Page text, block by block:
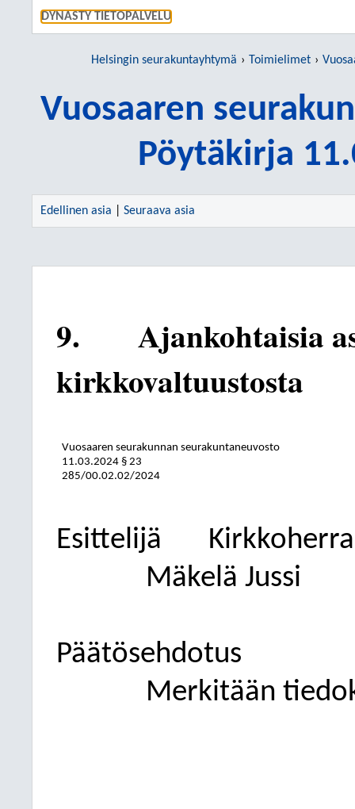
DYNASTY TIETOPALVELU
Helsingin seurakuntayhtymä Toimielimet
Vuosaaren
Pöytäkirja
Edellinen asia Seuraava asia
9.
Ajankohtaisia
kirkkovaltuustosta
Vuosaaren seurakunnan seurakuntaneuvosto
11.03.2024 § 23
285/00.02.02/2024
Esittelijä
Mäkelä Jussi
Päätösehdotus
Merkitään